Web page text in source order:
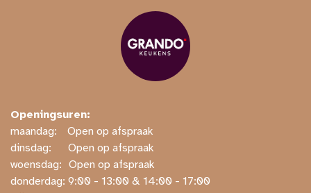
Openingsuren:
maandag:
​​Open op afspraak
dinsdag:
​Open op afspraak
woensdag: ​Open op afspraak
donderdag: ​9:00 - 13:00 & 14:00 - 17:00